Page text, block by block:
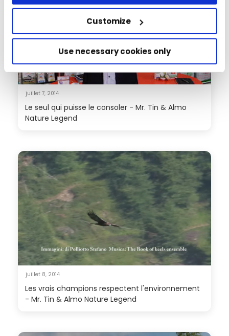
Customize
Use necessary cookies only
juillet 7, 2014
Le seul qui puisse le consoler - Mr. Tin & Almo
Nature Legend
juillet 8, 2014
Les vrais champions respectent l'environnement
- Mr. Tin & Almo Nature Legend